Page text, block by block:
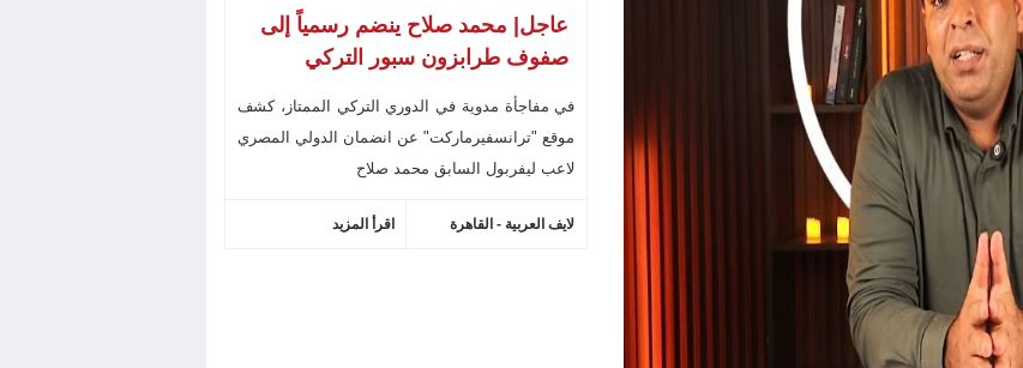
عاجل| محمد صلاح ينضم رسمياً إلى
صفوف طرابزون سبور التركي
في مفاجأة مدوية في الدوري التركي الممتاز، كشف
موقع "ترانسفيرماركت" عن انضمان الدولي المصري
لاعب ليفربول السابق محمد صلاح
لايف العربية - القاهرة اقرأ المزيد